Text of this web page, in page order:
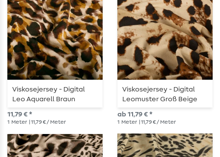
Viskosejersey - Digital
Leo Aquarell Braun
11,79 € *
1 Meter | 11,79 € / Meter
Viskosejersey - Digital
Leomuster Groß Beige
ab 11,79 € *
1 Meter | 11,79 € / Meter